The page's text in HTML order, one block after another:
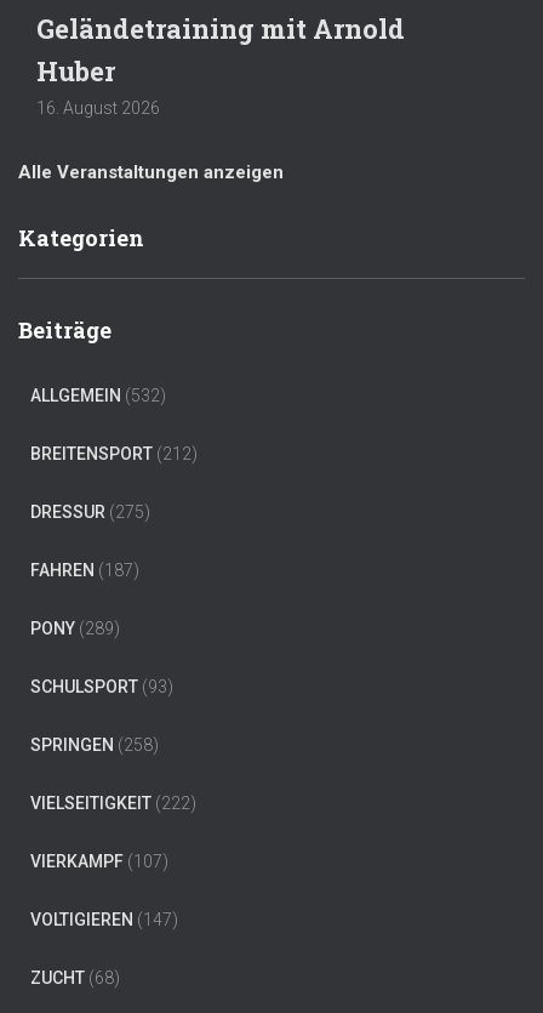
Geländetraining mit Arnold
Huber
16. August 2026
Alle Veranstaltungen anzeigen
Kategorien
Beiträge
ALLGEMEIN (532)
BREITENSPORT (212)
DRESSUR (275)
FAHREN (187)
PONY (289)
SCHULSPORT (93)
SPRINGEN (258)
VIELSEITIGKEIT (222)
VIERKAMPF (107)
VOLTIGIEREN (147)
ZUCHT (68)